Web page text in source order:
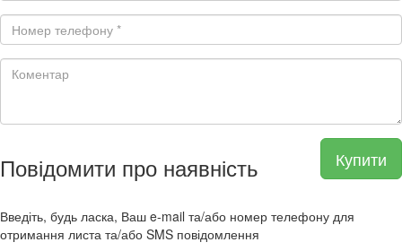
Купити
Повідомити про наявність
Введіть, будь ласка, Ваш e-mail та/або номер телефону для
отримання листа та/або SMS повідомлення